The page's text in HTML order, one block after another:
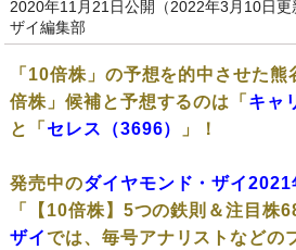
2020年11月21日公開（2022年3月10日更
ザイ編集部
「10倍株」の予想を的中させた
倍株」候補と予想するのは「 キャ
と「 セレス（3696） 」！
発売中のダイヤモンド・ザイ
「【10倍株】5つの鉄則＆注目株
ザイでは、毎号アナリストなどの